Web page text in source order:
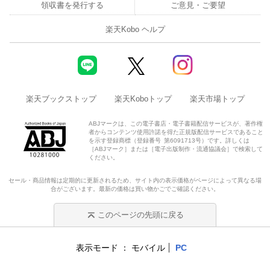
領収書を発行する ご意見・ご要望
楽天Kobo ヘルプ
楽天ブックストップ 楽天Koboトップ 楽天市場トップ
ABJマークは、この電子書店・電子書籍配信サービスが、著作権
者からコンテンツ使用許諾を得た正規版配信サービスであること
を示す登録商標（登録番号 第6091713号）です。詳しくは
［ABJマーク］または［電子出版制作・流通協議会］で検索して
ください。
セール・商品情報は定期的に更新されるため、サイト内の表示価格がページによって異なる場
合がございます。最新の価格は買い物かごでご確認ください。
このページの先頭に戻る
表示モード モバイル PC